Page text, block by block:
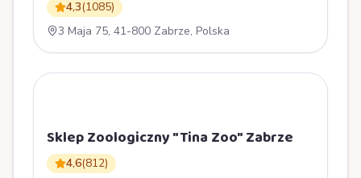
4,3(1085)
3 Maja 75, 41-800 Zabrze, Polska
Sklep Zoologiczny "Tina Zoo" Zabrze
4,6(812)